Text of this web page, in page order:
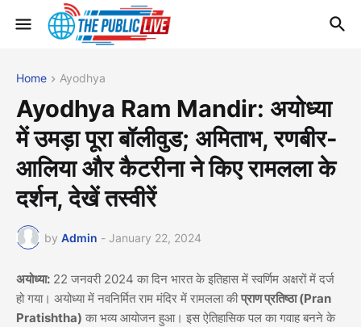
Home Ayodhya
Ayodhya Ram Mandir: अयोध्या
में उमड़ा पूरा बॉलीवुड; अमिताभ, रणबीर-
आलिया और कैटरीना ने किए रामलला के
दर्शन, देखें तस्वीरें
by Admin - January 22, 2024
अयोध्या: 22 जनवरी 2024 का दिन भारत के इतिहास में स्वर्णिम अक्षरों में दर्ज
हो गया। अयोध्या में नवनिर्मित राम मंदिर में रामलला कीप्राण प्रतिष्ठा (Pran
Pratishtha) का भव्य आयोजन हुआ। इस ऐतिहासिक पल का गवाह बनने के